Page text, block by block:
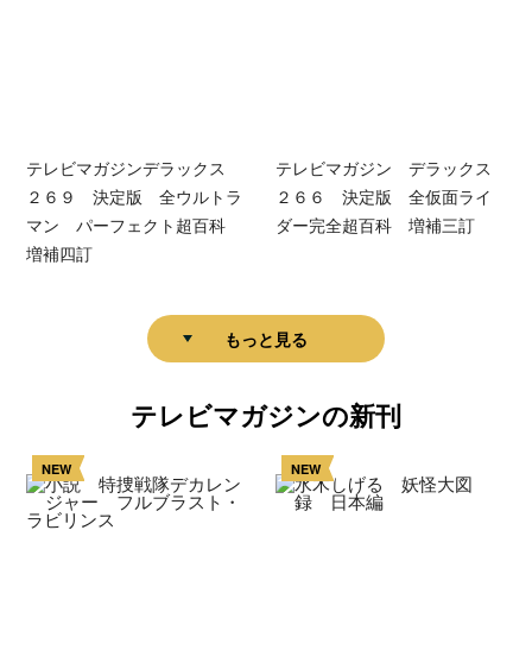
テレビマガジンデラックス
２６９ 決定版 全ウルトラ
マン パーフェクト超百科
増補四訂
テレビマガジン デラックス
２６６ 決定版 全仮面ライ
ダー完全超百科 増補三訂
もっと見る
テレビマガジンの新刊
NEW NEW